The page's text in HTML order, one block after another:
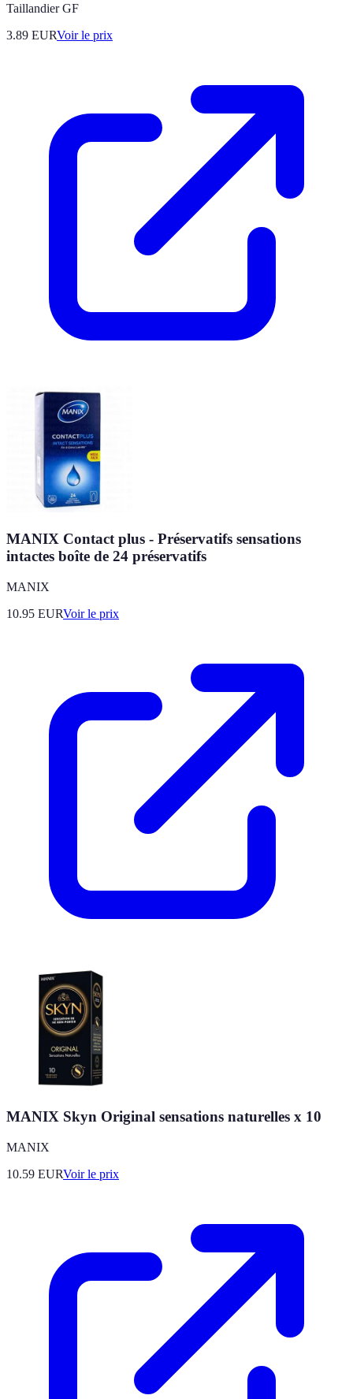
Taillandier GF
3.89 EURVoir le prix
MANIX Contact plus - Préservatifs sensations
intactes boîte de 24 préservatifs
MANIX
10.95 EURVoir le prix
MANIX Skyn Original sensations naturelles x 10
MANIX
10.59 EURVoir le prix